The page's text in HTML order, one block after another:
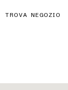
TROVA NEGOZIO